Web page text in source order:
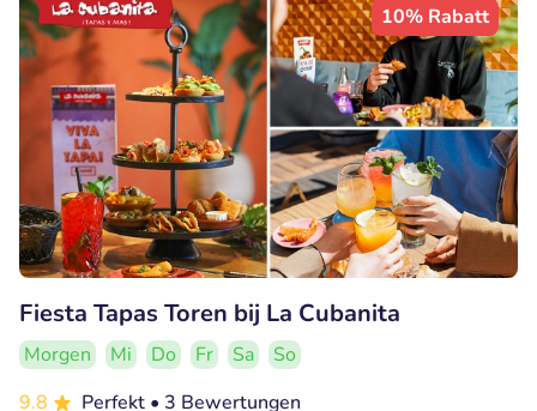
10% Rabatt
Fiesta Tapas Toren bij La Cubanita
Morgen Mi Do Fr Sa
So
9.8
Perfekt • 3 Bewertungen